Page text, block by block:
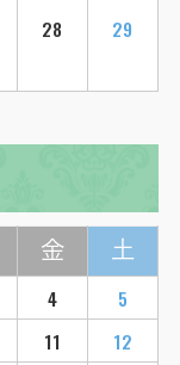
28
29
金 土
4
5
11
12